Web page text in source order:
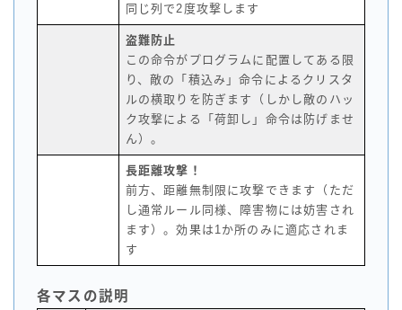
同じ列で2度攻撃します
盗難防止
この命令がプログラムに配置してある限
り、敵の「積込み」命令によるクリスタ
ルの横取りを防ぎます（しかし敵のハッ
ク攻撃による「荷卸し」命令は防げませ
ん）。
長距離攻撃！
前方、距離無制限に攻撃できます（ただ
し通常ルール同様、障害物には妨害され
ます）。効果は1か所のみに適応されま
す
各マスの説明